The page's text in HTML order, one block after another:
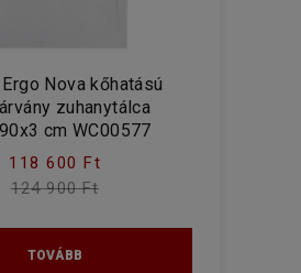
Nova kőhatású
zuhanytálca
cm WC00577
118 600 Ft
124 900 Ft
TOVÁBB